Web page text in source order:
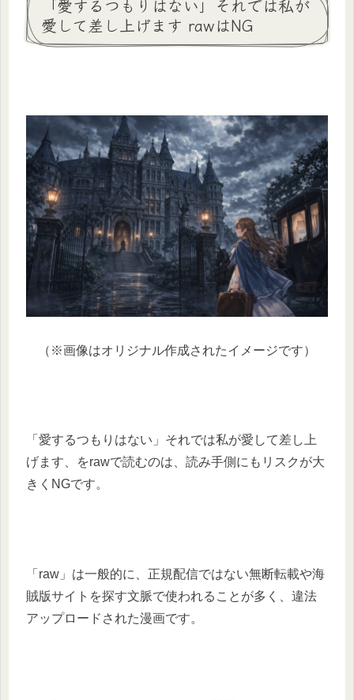
「愛するつもりはない」それでは私が
愛して差し上げます rawはNG
（※画像はオリジナル作成されたイメージです）
「愛するつもりはない」それでは私が愛して差し上
げます、をrawで読むのは、読み手側にもリスクが大
きくNGです。
「raw」は一般的に、正規配信ではない無断転載や海
賊版サイトを探す文脈で使われることが多く、違法
アップロードされた漫画です。